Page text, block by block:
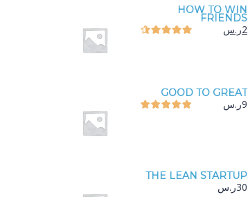
HOW TO WIN
FRIENDS
2ر.س
GOOD TO GREAT
9ر.س
THE LEAN STARTUP
30ر.س